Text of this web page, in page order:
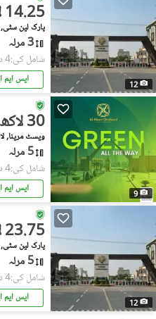
12
14.25 لاکھ
پارک لین سٹی,
3 مرلہ
شامل کی:4 دن پہل
ایس ایم
9
30 لاکھ
ویسٹ مرینا,
5 مرلہ
شامل کی:4 دن پہل
ایس ایم
12
23.75 لاکھ
پارک لین سٹی,
5 مرلہ
شامل کی:4 دن پہل
ایس ایم